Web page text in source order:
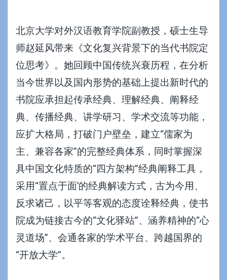
北京大学对外汉语教育学院副教授，硕士生导
师赵延风带来《文化复兴背景下的当代书院定
位思考》。她回顾中国传统兴衰历程，在分析
当今世界以及国内形势的基础上提出新时代的
书院应承担起传承经典、理解经典、阐释经
典、传播经典、讲学研习、学术交流等功能，
应扩大格局，打破门户壁垒，建立“儒家为
主、兼容各家”的完整经典体系，同时掌握深
具中国文化特质的“四方架构”经典阐释工具，
采用“置点于面’的经典解读方式，古为今用、
反求诸己，以平等客观的态度诠释经典，使书
院成为链接古今的“文化驿站”、涵养精神的“心
灵道场”、会通各家的学术平台、跨越国界的
“开放大学”。